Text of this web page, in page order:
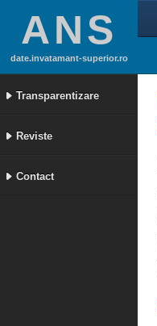
ANS
date.invatamant-superior.ro
Transparentizare
Reviste
Contact